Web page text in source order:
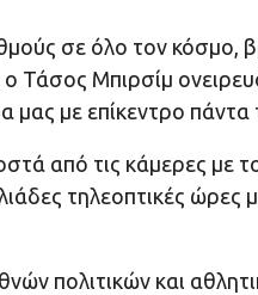
σε όλο τον κόσμο,
Τάσος Μπιρσίμ
μας με επίκεντρο
από τις κάμερες με
τηλεοπτικές ώρες
πολιτικών και